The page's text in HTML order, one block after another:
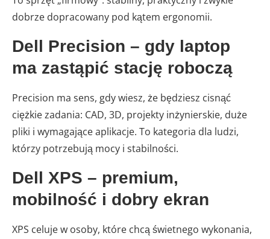
dobrze dopracowany pod kątem ergonomii.
Dell Precision – gdy laptop
ma zastąpić stację roboczą
Precision ma sens, gdy wiesz, że będziesz cisnąć
ciężkie zadania: CAD, 3D, projekty inżynierskie, duże
pliki i wymagające aplikacje. To kategoria dla ludzi,
którzy potrzebują mocy i stabilności.
Dell XPS – premium,
mobilność i dobry ekran
XPS celuje w osoby, które chcą świetnego wykonania,